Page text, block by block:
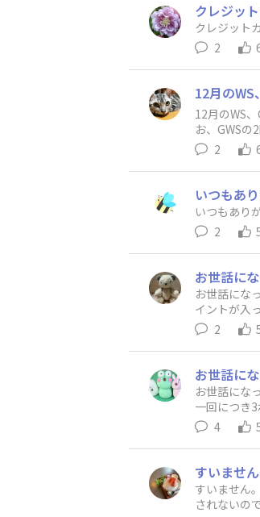
クレジッ
クレジット
2
12月のWS
お、GWS
たします。
2
いつもあ
いつもあり
2
お世話にな
イントが入
らないので
2
お世話にな
一回につき
います どち
4
すいません
されないの